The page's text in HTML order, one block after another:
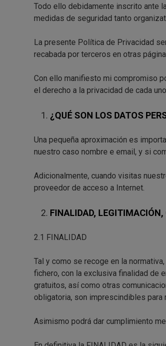
Todo ello debidamente inscrito ante
medidas de seguridad tanto
La presente Política de Privacidad
recabada por terceros en otras
Con ello manifiesto mi compromiso
el derecho a la privacidad de cada
¿QUÉ SON LOS DATOS
Una pequeña aproximación es
nuestro caso nombre e email, y si
Adicionalmente, cuando visitas
proveedor de acceso a Internet.
FINALIDAD, LEGITIMACIÓN,
2.1 FINALIDAD
Tal y como se recoge en la
fichero, con la exclusiva finalidad de
gratuitos, así como otras
obligatoria, son imprescindibles para
Asimismo podrá dar cumplimiento